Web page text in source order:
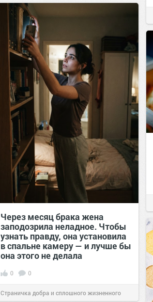
Через месяц брака жена
заподозрила неладное. Чтобы
узнать правду, она установила
в спальне камеру — и лучше бы
она этого не делала
0 0
Страничка добра и сплошного жизненного